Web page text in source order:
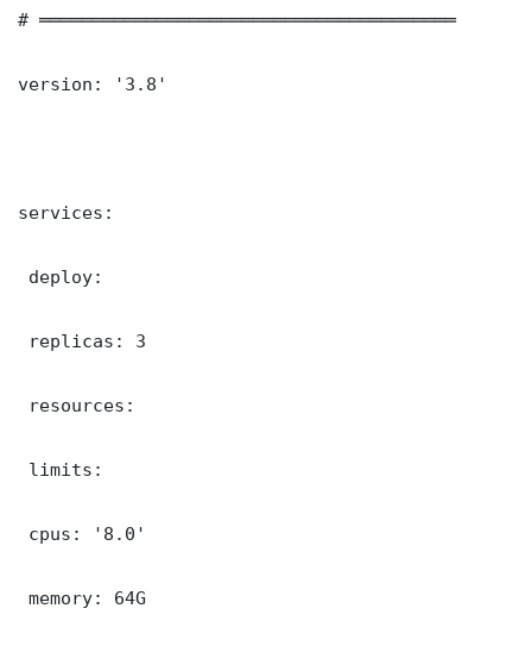
# ═══════════════════════════════════════
version: '3.8'
services:
deploy:
replicas: 3
resources:
limits:
cpus: '8.0'
memory: 64G